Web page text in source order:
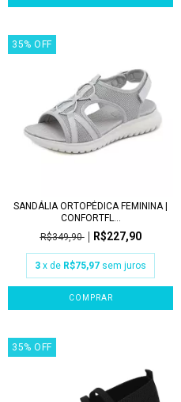
35% OFF
SANDÁLIA ORTOPÉDICA FEMININA |
CONFORTFL...
R$349,90
R$227,90
3 x de R$75,97 sem juros
COMPRAR
35% OFF